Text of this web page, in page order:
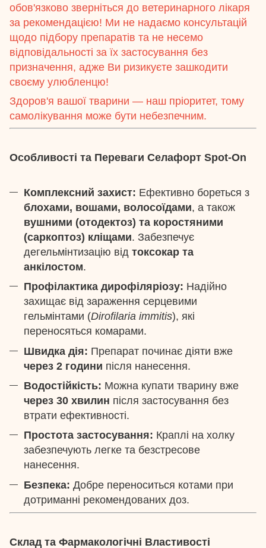
обов'язково зверніться до ветеринарного лікаря
за рекомендацією! Ми не надаємо консультацій
щодо підбору препаратів та не несемо
відповідальності за їх застосування без
призначення, адже Ви ризикуєте зашкодити
своєму улюбленцю!
Здоров'я вашої тварини — наш пріоритет, тому
самолікування може бути небезпечним.
Особливості та Переваги Селафорт Spot-On
Комплексний захист: Ефективно бореться з
блохами, вошами, волосоїдами, а також
вушними (отодектоз) та коростяними
(саркоптоз) кліщами. Забезпечує
дегельмінтизацію від токсокар та
анкілостом.
Профілактика дирофіляріозу: Надійно
захищає від зараження серцевими
гельмінтами (Dirofilaria immitis), які
переносяться комарами.
Швидка дія: Препарат починає діяти вже
через 2 години після нанесення.
Водостійкість: Можна купати тварину вже
через 30 хвилин після застосування без
втрати ефективності.
Простота застосування: Краплі на холку
забезпечують легке та безстресове
нанесення.
Безпека: Добре переноситься котами при
дотриманні рекомендованих доз.
Склад та Фармакологічні Властивості